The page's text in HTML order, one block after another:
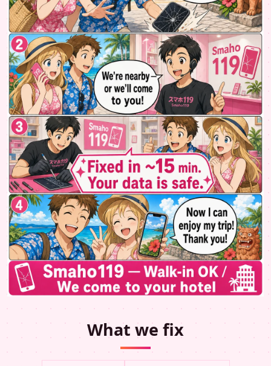
What we fix